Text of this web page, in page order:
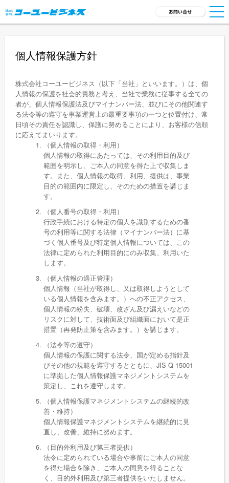
サービス一覧
会社概要
採用情報
新着ニュース
お問い合わせ
個人情報保護方針
株式会社コーユービジネス（以下「当社」といいます。）は、個
人情報の保護を社会的責務と考え、当社で業務に従事する全ての
者が、個人情報保護法及びマイナンバー法、並びにその他関連す
る法令等の遵守を事業運営上の最重要事項の一つと位置付け、常
日頃その責任を認識し、保護に努めることにより、お客様の信頼
に応えてまいります。
（個人情報の取得・利用）
個人情報の取得にあたっては、その利用目的及び
範囲を明示し、ご本人の同意を得た上で収集しま
す。また、個人情報の取得、利用、提供は、事業
目的の範囲内に限定し、そのための措置を講じま
す。
（個人番号の取得・利用）
行政手続における特定の個人を識別するための番
号の利用等に関する法律（マイナンバー法）に基
づく個人番号及び特定個人情報については、この
法律に定められた利用目的にのみ収集、利用いた
します。
（個人情報の適正管理）
個人情報（当社が取得し、又は取得しようとして
いる個人情報を含みます。）への不正アクセス、
個人情報の紛失、破壊、改ざん及び漏えいなどの
リスクに対して、技術面及び組織面において是正
措置（再発防止策を含みます。）を講じます。
（法令等の遵守）
個人情報の保護に関する法令、国が定める指針及
びその他の規範を遵守するとともに、JIS Q 15001
に準拠した個人情報保護マネジメントシステムを
策定し、これを遵守します。
（個人情報保護マネジメントシステムの継続的改
善・維持）
個人情報保護マネジメントシステムを継続的に見
直し、改善、維持に努めます。
（目的外利用及び第三者提供）
法令に定められている場合や事前にご本人の同意
を得た場合を除き、ご本人の同意を得ることな
く、目的外利用及び第三者提供をいたしません。